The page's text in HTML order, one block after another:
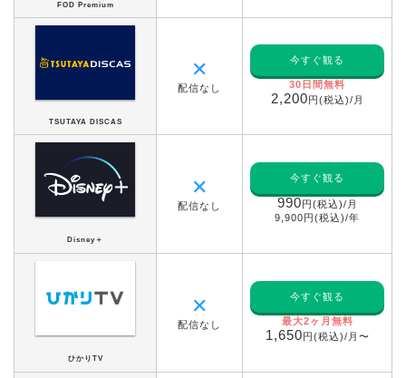
FOD Premium
TSUTAYA DISCAS
✕
配信なし
今すぐ観る
30日間無料
2,200円(税込)/月
Disney＋
✕
配信なし
今すぐ観る
990円(税込)/月
9,900円(税込)/年
ひかりTV
✕
配信なし
今すぐ観る
最大2ヶ月無料
1,650円(税込)/月〜